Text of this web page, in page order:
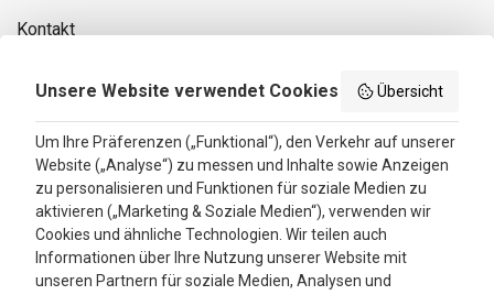
Kontakt
Bewertungen
4.3
Google Reviews
Unsere Website verwendet Cookies Übersicht
Um Ihre Präferenzen („Funktional“), den Verkehr auf unserer
Website („Analyse“) zu messen und Inhalte sowie Anzeigen
zu personalisieren und Funktionen für soziale Medien zu
aktivieren („Marketing & Soziale Medien“), verwenden wir
Cookies und ähnliche Technologien. Wir teilen auch
Informationen über Ihre Nutzung unserer Website mit
unseren Partnern für soziale Medien, Analysen und